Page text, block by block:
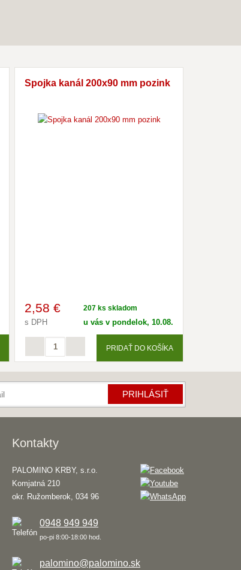
Spojka kanál 200x90 mm pozink
2,58 €
s DPH
207 ks skladom
u vás v pondelok, 10.08.
PRIDAŤ DO KOŠÍKA
PRIHLÁSIŤ
Kontakty
PALOMINO KRBY, s.r.o.
Komjatná 210
okr. Ružomberok, 034 96
0948 949 949
po-pi 8:00-18:00 hod.
palomino@palomino.sk